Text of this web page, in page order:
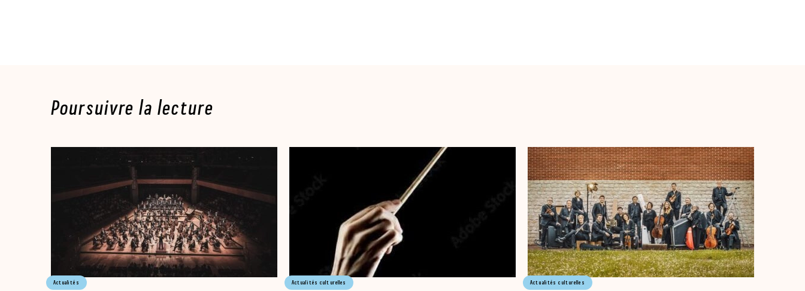
Poursuivre la lecture
Actualités Actualités culturelles Actualités culturelles